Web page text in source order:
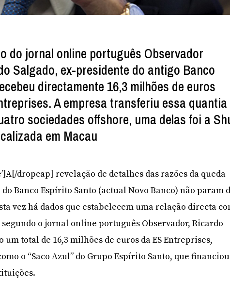
do jornal online português Observador
Salgado, ex-presidente do antigo Banco
directamente 16,3 milhões de euros
A empresa transferiu essa quantia
sociedades offshore, uma delas foi a
em Macau
dropcap] revelação de detalhes das razões da queda
Banco Espírito Santo (actual Novo Banco) não param
vez há dados que estabelecem uma relação directa
segundo o jornal online português Observador, Ricardo
um total de 16,3 milhões de euros da ES Entreprises,
o “Saco Azul” do Grupo Espírito Santo, que financiou